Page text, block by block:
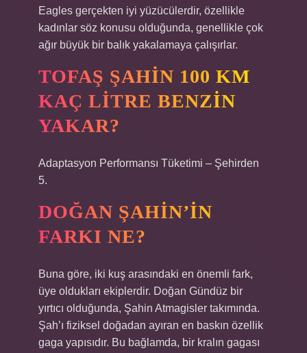
Eagles gerçekten iyi yüzücülerdir, özellikle
kadınlar söz konusu olduğunda, genellikle çok
ağır büyük bir balık yakalamaya çalışırlar.
TOFAŞ ŞAHIN 100 KM
KAÇ LITRE BENZIN
YAKAR?
Adaptasyon Performansı Tüketimi – Şehirden
5.
DOĞAN ŞAHIN’IN
FARKI NE?
Buna göre, iki kuş arasındaki en önemli fark,
üye oldukları ekiplerdir. Doğan Gündüz bir
yırtıcı olduğunda, Şahin Atmagisler takımında.
Şah’ı fiziksel doğadan ayıran en baskın özellik
gaga yapısıdır. Bu bağlamda, bir kralın gagası